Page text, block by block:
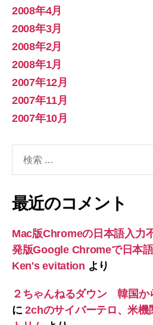
2008年4月
2008年3月
2008年2月
2008年1月
2007年12月
2007年11月
2007年10月
象:
最近のコメント
Mac版Chromeの日本語入力
発版Google Chromeで日本
Ken's evitation より
２ちゃんねるダウン 韓国か
に2chのサイバーテロ、米機